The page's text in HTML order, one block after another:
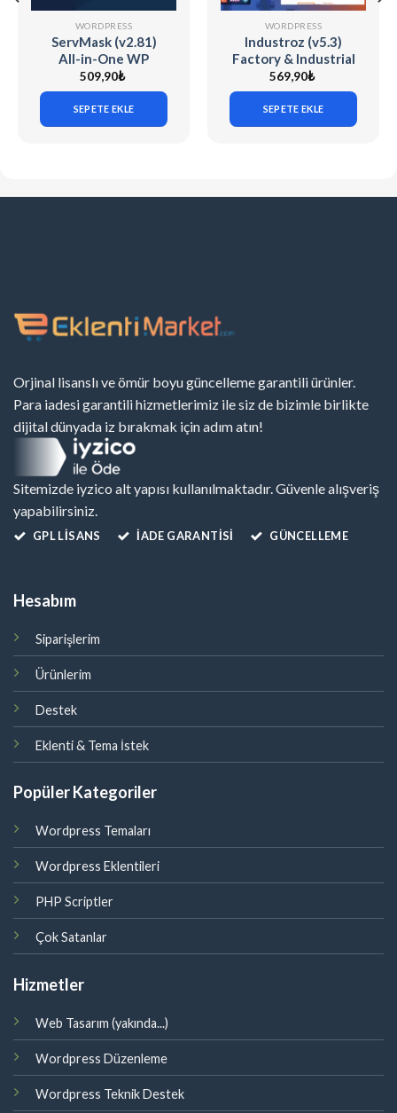
WORDPRESS
ServMask (v2.81)
All-in-One WP
Migration Unlimited
Extension
509,90₺
SEPETE EKLE
WORDPRESS
Industroz (v5.3)
Factory & Industrial
WordPress Theme
569,90₺
SEPETE EKLE
Orjinal lisanslı ve ömür boyu güncelleme garantili ürünler.
Para iadesi garantili hizmetlerimiz ile siz de bizimle birlikte
dijital dünyada iz bırakmak için adım atın!
Sitemizde iyzico alt yapısı kullanılmaktadır. Güvenle alışveriş
yapabilirsiniz.
GPL LISANS İADE GARANTİSİ GÜNCELLEME
Hesabım
Siparişlerim
Ürünlerim
Destek
Eklenti & Tema İstek
Popüler Kategoriler
Wordpress Temaları
Wordpress Eklentileri
PHP Scriptler
Çok Satanlar
Hizmetler
Web Tasarım (yakında...)
Wordpress Düzenleme
Wordpress Teknik Destek